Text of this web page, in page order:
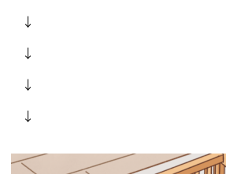
↓
↓
↓
↓